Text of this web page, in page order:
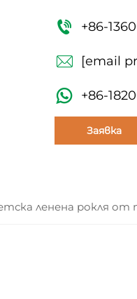
+86-
[email
+86-
Заявка
ленена рокля от